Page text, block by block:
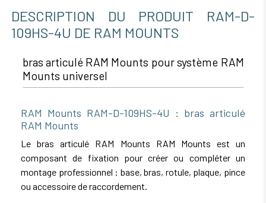
DESCRIPTION DU PRODUIT RAM-D-
109HS-4U DE RAM MOUNTS
bras articulé RAM Mounts pour système RAM
Mounts universel
RAM Mounts RAM-D-109HS-4U : bras articulé
RAM Mounts
Le bras articulé RAM Mounts RAM Mounts est un
composant de fixation pour créer ou compléter un
montage professionnel : base, bras, rotule, plaque, pince
ou accessoire de raccordement.